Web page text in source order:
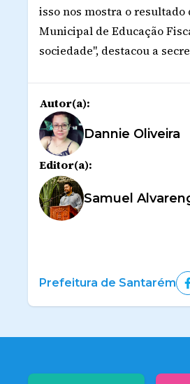
isso nos mostra o
Municipal de Educação
sociedade", destacou a
Autor(a):
Dannie Oliveira
Editor(a):
Samuel
Prefeitura de Santarém